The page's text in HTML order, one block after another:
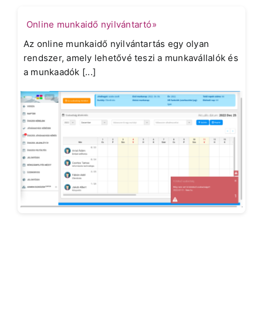
Online munkaidő nyilvántartó»
Az online munkaidő nyilvántartás egy olyan
rendszer, amely lehetővé teszi a munkavállalók és
a munkaadók [...]